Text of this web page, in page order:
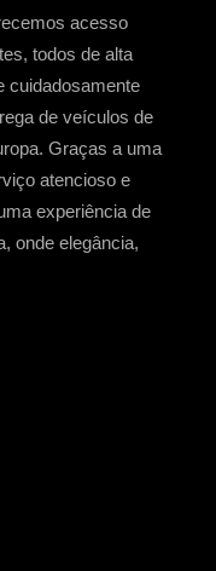
acesso
todos de alta
cuidadosamente
de veículos de
Graças a uma
atencioso e
experiência de
onde elegância,